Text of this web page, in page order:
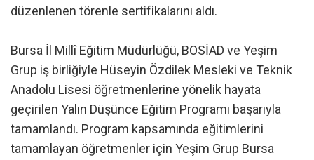
düzenlenen törenle sertifikalarını aldı.
Bursa İl Millî Eğitim Müdürlüğü, BOSİAD ve Yeşim
Grup iş birliğiyle Hüseyin Özdilek Mesleki ve Teknik
Anadolu Lisesi öğretmenlerine yönelik hayata
geçirilen Yalın Düşünce Eğitim Programı başarıyla
tamamlandı. Program kapsamında eğitimlerini
tamamlayan öğretmenler için Yeşim Grup Bursa